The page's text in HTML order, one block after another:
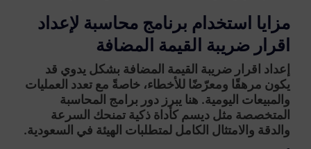
مزايا استخدام برنامج محاسبة لإعداد
اقرار ضريبة القيمة المضافة
إعداد اقرار ضريبة القيمة المضافة بشكل يدوي قد
يكون مرهقًا ومعرّضًا للأخطاء، خاصةً مع تعدد العمليات
والمبيعات اليومية. هنا يبرز دور برامج المحاسبة
المتخصصة مثل ديسم كأداة ذكية تمنحك السرعة
والدقة والامتثال الكامل لمتطلبات الهيئة في السعودية.